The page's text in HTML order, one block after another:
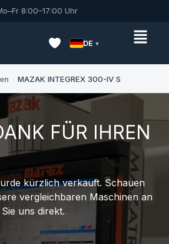
8:00–17:00 Uhr
DE
MAZAK INTEGREX 300-IV S
FÜR IHREN
kürzlich verkauft. Schauen
vergleichbaren Maschinen an
uns direkt.